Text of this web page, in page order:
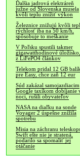
Ďalšia jadrová elektráreň
južne od Slovenska musela
kvôli teplu znížiť výkon
Železnice znižujú kvôli
rýchlosť iba na 50 km/h,
spôsobuje to meškanie
V Poľsku spustili takmer
gigawatthodinové úložisko,
z LiFePO4 článkov
Telekom pridal 12 GB balík
pre Easy, chce zaň 12 eur
Súd zakázal samojazdiacim
Google taxíkom dobíjanie
noci, rušili obyvateľov
NASA na diaľku na sonde
Voyager 2 úspešne znížila
spotrebu
Misia na záchranu
Swift ešte nie je stratená,
podarilo sa spomaliť jej
otáčanie